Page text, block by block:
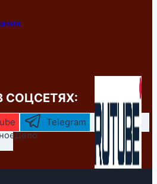
Telegram